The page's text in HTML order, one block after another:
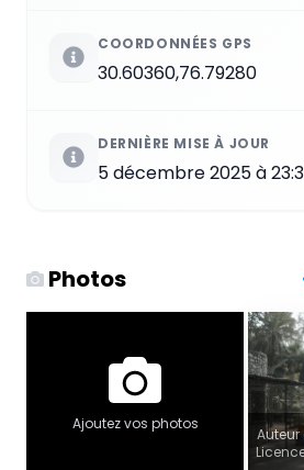
COORDONNÉES GPS
30.60360,76.79280
DERNIÈRE MISE À JOUR
5 décembre 2025 à
Photos
Ajoutez vos photos
Auteur